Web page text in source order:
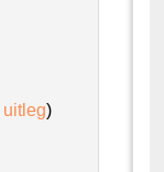
uitleg)